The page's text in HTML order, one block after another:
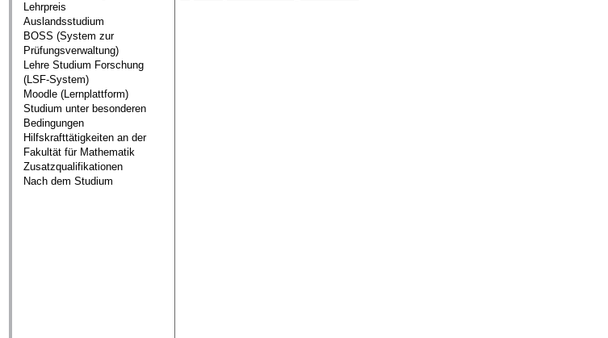
Lehrpreis
Auslandsstudium
BOSS (System zur
Prüfungsverwaltung)
Lehre Studium Forschung
(LSF-System)
Moodle (Lernplattform)
Studium unter besonderen
Bedingungen
Hilfskrafttätigkeiten an der
Fakultät für Mathematik
Zusatzqualifikationen
Nach dem Studium